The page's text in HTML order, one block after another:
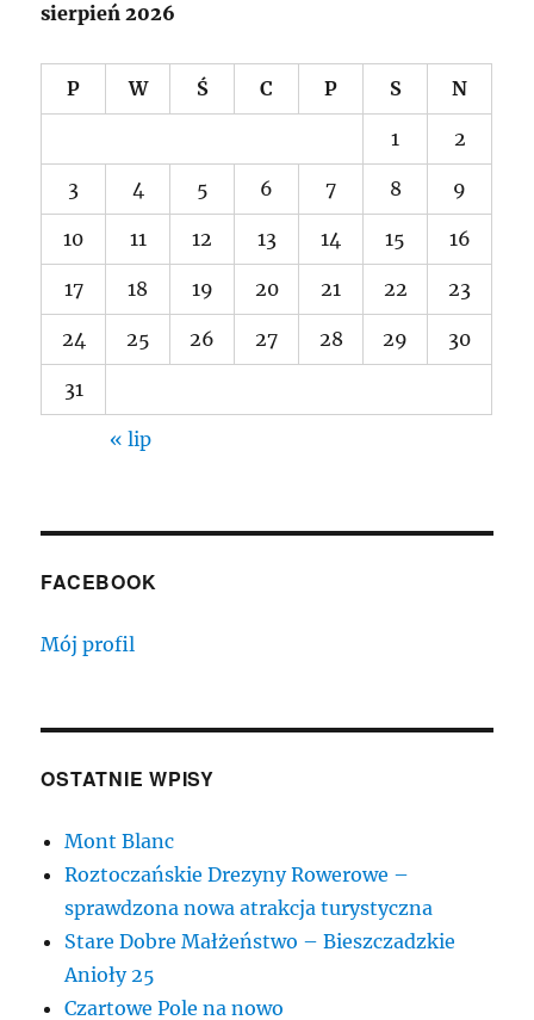
sierpień 2026
P W Ś C P S N
1 2
3 4 5 6 7 8 9
10 11 12 13 14 15 16
17 18 19 20 21 22 23
24 25 26 27 28 29 30
31
« lip
FACEBOOK
Mój profil
OSTATNIE WPISY
Mont Blanc
Roztoczańskie Drezyny Rowerowe –
sprawdzona nowa atrakcja turystyczna
Stare Dobre Małżeństwo – Bieszczadzkie
Anioły 25
Czartowe Pole na nowo